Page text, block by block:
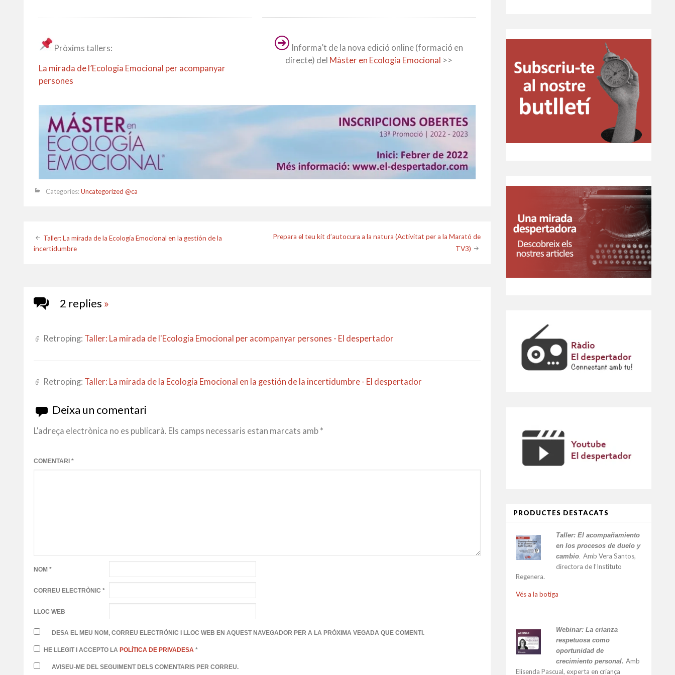
Pròxims tallers:
La mirada de l’Ecologia Emocional per acompanyar
persones
Informa’t de la nova edició online (formació en
directe) del Màster en Ecologia Emocional >>
Categories:Uncategorized @ca
Post
Taller: La mirada de la Ecología Emocional en la gestión de la
incertidumbre
Prepara el teu kit d’autocura a la natura (Activitat per a la Marató de
TV3)
2 replies »
Retroping: Taller: La mirada de l'Ecologia Emocional per acompanyar persones - El despertador
Retroping: Taller: La mirada de la Ecología Emocional en la gestión de la incertidumbre - El despertador
Deixa un comentari
L'adreça electrònica no es publicarà. Els camps necessaris estan marcats amb *
COMENTARI *
NOM *
CORREU ELECTRÒNIC *
LLOC WEB
DESA EL MEU NOM, CORREU ELECTRÒNIC I LLOC WEB EN AQUEST NAVEGADOR PER A LA PRÒXIMA VEGADA QUE COMENTI.
HE LLEGIT I ACCEPTO LA POLÍTICA DE PRIVADESA *
AVISEU-ME DEL SEGUIMENT DELS COMENTARIS PER CORREU.
PRODUCTES DESTACATS
Taller: El acompañamiento
en los procesos de duelo y
cambio Amb Vera Santos,
directora de l’Instituto
Regenera.
Vés a la botiga
Webinar: La crianza
respetuosa como
oportunidad de
crecimiento personal. Amb
Elisenda Pascual, experta en criança